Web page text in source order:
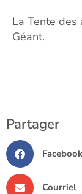
La Tente
Géant.
Partager
Facebook
Courriel